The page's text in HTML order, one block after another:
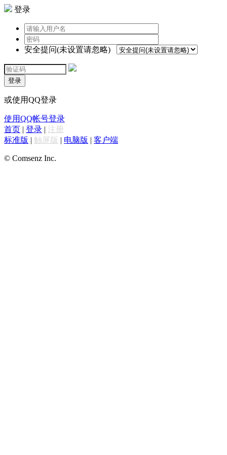
登录
安全提问(未设置请忽略)
登录
或使用QQ登录
使用QQ帐号登录
首页 | 登录 | 注册
标准版 | 触屏版 | 电脑版 | 客户端
© Comsenz Inc.